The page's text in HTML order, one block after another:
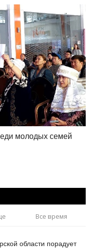
молодых семей
Все время
области порадует